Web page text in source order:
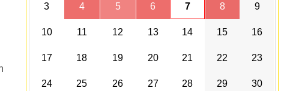
3 4 5 6 7 8 9
10 11 12 13 14 15 16
17 18 19 20 21 22 23
24 25 26 27 28 29 30